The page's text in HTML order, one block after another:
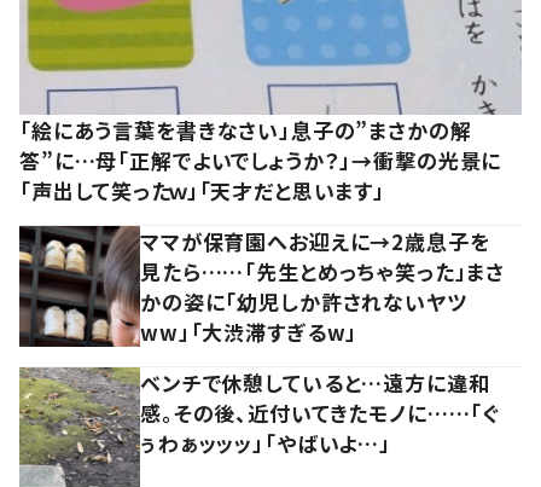
「絵にあう言葉を書きなさい」息子の”まさかの解
答”に…母「正解でよいでしょうか？」→衝撃の光景に
「声出して笑ったｗ」「天才だと思います」
ママが保育園へお迎えに→2歳息子を
見たら……「先生とめっちゃ笑った」まさ
かの姿に「幼児しか許されないヤツ
ww」「大渋滞すぎるw」
ベンチで休憩していると…遠方に違和
感。その後、近付いてきたモノに……「ぐ
ぅわぁッッッ」「やばいよ…」